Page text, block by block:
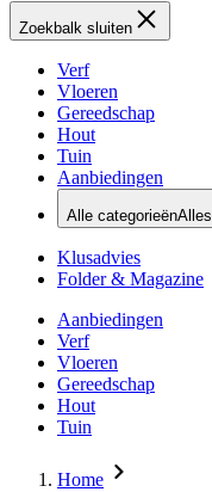
Zoekbalk sluiten
Verf
Vloeren
Gereedschap
Hout
Tuin
Aanbiedingen
Alle categorieënAlles
Klusadvies
Folder & Magazine
Aanbiedingen
Verf
Vloeren
Gereedschap
Hout
Tuin
Home